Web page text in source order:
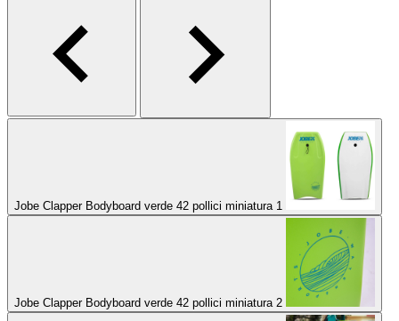
Jobe Clapper Bodyboard verde 42 pollici miniatura 1
Jobe Clapper Bodyboard verde 42 pollici miniatura 2